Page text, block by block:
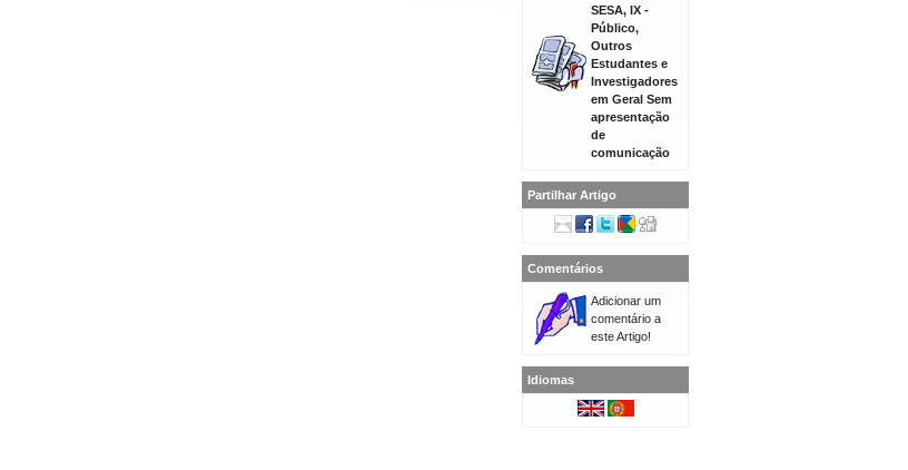
SESA, IX -
Público,
Outros
Estudantes e
Investigadores
em Geral Sem
apresentação
de
comunicação
Partilhar Artigo
Comentários
Adicionar um
comentário a
este Artigo!
Idiomas